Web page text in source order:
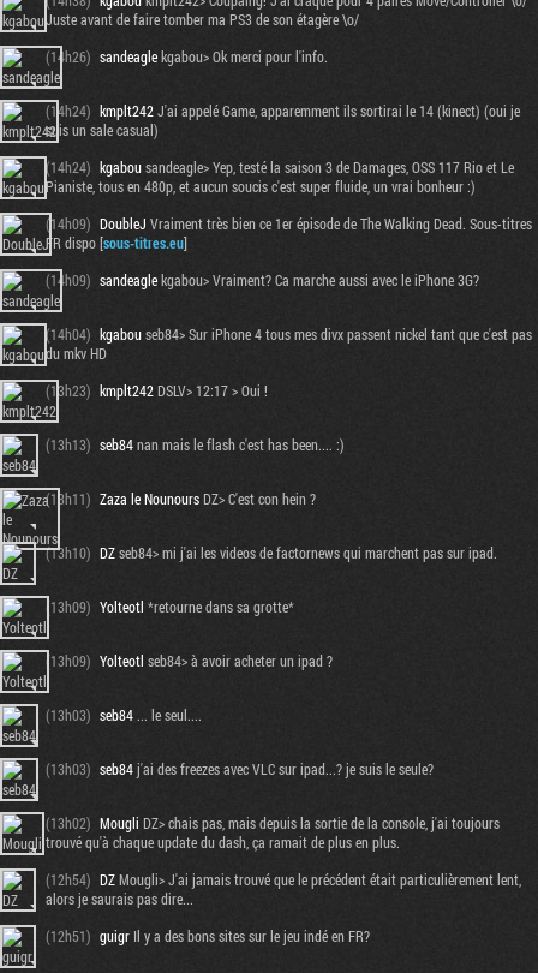
Juste avant de faire tomber ma PS3 de son étagère \o/
(14h26) sandeaglekgabou> Ok merci pour l'info.
(14h24) kmplt242 J'ai appelé Game, apparemment ils sortirai le 14 (kinect) (oui je
suis un sale casual)
(14h24) kgabousandeagle> Yep, testé la saison 3 de Damages, OSS 117 Rio et Le
Pianiste, tous en 480p, et aucun soucis c'est super fluide, un vrai bonheur :)
(14h09) DoubleJ Vraiment très bien ce 1er épisode de The Walking Dead. Sous-titres
FR dispo [sous-titres.eu]
(14h09) sandeaglekgabou> Vraiment? Ca marche aussi avec le iPhone 3G?
(14h04) kgabouseb84> Sur iPhone 4 tous mes divx passent nickel tant que c'est pas
du mkv HD
(13h23) kmplt242DSLV> 12:17 > Oui !
(13h13) seb84nan mais le flash c'est has been.... :)
(13h11) Zaza le NounoursDZ> C'est con hein ?
(13h10) DZseb84> mi j'ai les videos de factornews qui marchent pas sur ipad.
(13h09) Yolteotl *retourne dans sa grotte*
(13h09) Yolteotl seb84> à avoir acheter un ipad ?
(13h03) seb84 ... le seul....
(13h03) seb84j'ai des freezes avec VLC sur ipad...? je suis le seule?
(13h02) Mougli DZ> chais pas, mais depuis la sortie de la console, j'ai toujours
trouvé qu'à chaque update du dash, ça ramait de plus en plus.
(12h54) DZMougli> J'ai jamais trouvé que le précédent était particulièrement lent,
alors je saurais pas dire...
(12h51) guigr Il y a des bons sites sur le jeu indé en FR?